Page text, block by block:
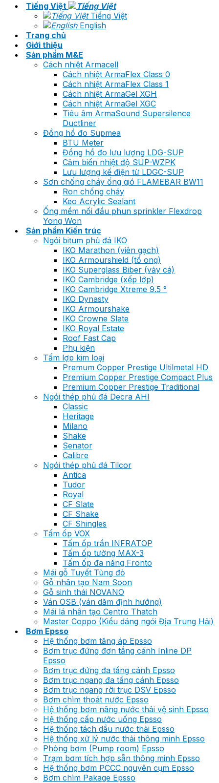
Tiếng Việt
Tiếng Việt
English
Trang chủ
Giới thiệu
Sản phẩm M&E
Cách nhiệt Armacell
Cách nhiệt ArmaFlex Class 0
Cách nhiệt ArmaFlex Class 1
Cách nhiệt ArmaGel XGH
Cách nhiệt ArmaGel XGC
Tiêu âm ArmaSound Supersilence
Ductliner
Đồng hồ đo Supmea
BTU Meter
Đồng hồ đo lưu lượng LDG-SUP
Cảm biến nhiệt độ SUP-WZPK
Lưu lượng kế điện từ LDGC-SUP
Sơn chống cháy ống gió FLAMEBAR BW11
Ron chống cháy
Keo Acrylic Sealant
Ống mềm nối đầu phun sprinkler Flexdrop
Yong Won
Sản phẩm Kiến trúc
Ngói bitum phủ đá IKO
IKO Marathon (viên gạch)
IKO Armourshield (tổ ong)
IKO Superglass Biber (vảy cá)
IKO Cambridge (xếp lớp)
IKO Cambridge Xtreme 9.5 °
IKO Dynasty
IKO Armourshake
IKO Crowne Slate
IKO Royal Estate
Roof Fast Cap
Phụ kiện
Tấm lợp kim loại
Premum Copper Prestige Ultilmetal HD
Premium Copper Prestige Compact Plus
Premium Copper Prestige Traditional
Ngói thép phủ đá Decra AHI
Classic
Heritage
Milano
Shake
Senator
Calibre
Ngói thép phủ đá Tilcor
Antica
Tudor
Royal
CF Slate
CF Shake
CF Shingles
Tấm ốp VOX
Tấm ốp trần INFRATOP
Tấm ốp tường MAX-3
Tấm ốp đa năng Fronto
Mái gỗ Tuyết Tùng đỏ
Gỗ nhân tạo Nam Soon
Gỗ sinh thái NOVANO
Ván OSB (ván dăm định hướng)
Mái lá nhân tạo Centro Thatch
Master Coppo (Kiểu dáng ngói Địa Trung Hải)
Bơm Epsso
Hệ thống bơm tăng áp Epsso
Bơm trục đứng đơn tầng cánh Inline DP
Epsso
Bơm trục đứng đa tầng cánh Epsso
Bơm trục ngang đa tầng cánh Epsso
Bơm trục ngang rời trục DSV Epsso
Bơm chìm thoát nước Epsso
Hệ thống bơm nâng nước thải vệ sinh Epsso
Hệ thống cấp nước uống Epsso
Hệ thống tách dầu nước thải Epsso
Hệ thống xử lý nước thải thông minh Epsso
Phòng bơm (Pump room) Epsso
Trạm bơm tích hợp sẵn thông minh Epsso
Hệ thống bơm PCCC nguyên cụm Epsso
Bơm chìm Pakage Epsso